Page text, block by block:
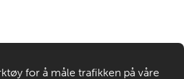
for å måle trafikken på våre